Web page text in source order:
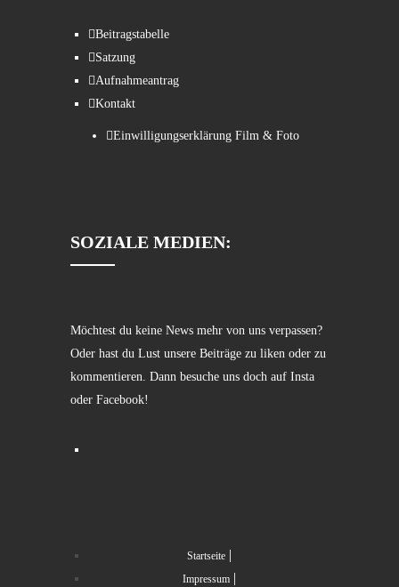
Beitragstabelle
Satzung
Aufnahmeantrag
Kontakt
Einwilligungserklärung Film & Foto
SOZIALE MEDIEN:
Möchtest du keine News mehr von uns verpassen?
Oder hast du Lust unsere Beiträge zu liken oder zu
kommentieren. Dann besuche uns doch auf Insta
oder Facebook!
Startseite
Impressum